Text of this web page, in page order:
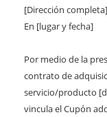
[Dirección completa]
En [lugar y fecha]
Por medio de la
contrato de
servicio/producto
vincula el Cupón